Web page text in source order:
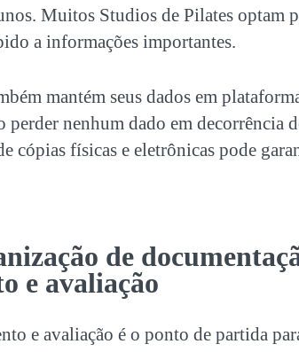
Muitos Studios de Pilates optam
a informações importantes.
mantém seus dados em
nenhum dado em decorrência
cópias físicas e eletrônicas pode
de
e avaliação
e avaliação é o ponto de partida